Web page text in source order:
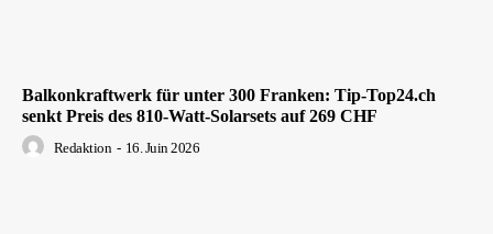
Balkonkraftwerk für unter 300 Franken: Tip-Top24.ch
senkt Preis des 810-Watt-Solarsets auf 269 CHF
Redaktion - 16. Juin 2026